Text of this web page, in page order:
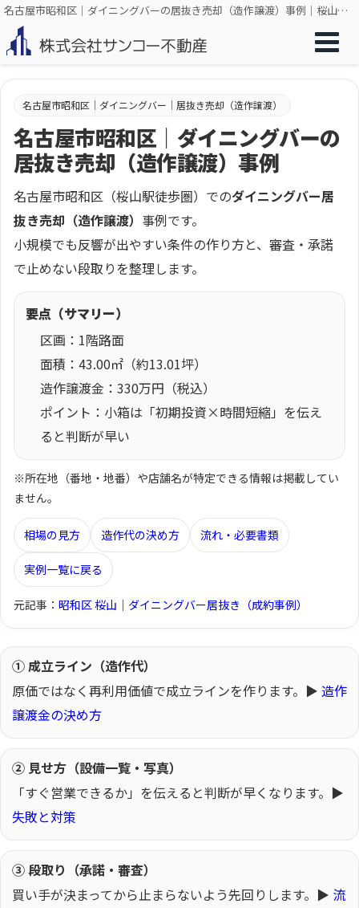
名古屋市昭和区｜ダイニングバーの居抜き売却（造作譲渡）事例｜桜山・約13坪｜愛知県名古屋市で飲食店を中心とした居抜き、店舗売却のことなら株式会社サンコー不動産
名古屋市昭和区｜ダイニングバー｜居抜き売却（造作譲渡）
名古屋市昭和区｜ダイニングバーの
居抜き売却（造作譲渡）事例
名古屋市昭和区（桜山駅徒歩圏）でのダイニングバー居
抜き売却（造作譲渡） 事例です。
小規模でも反響が出やすい条件の作り方と、審査・承諾
で止めない段取りを整理します。
要点（サマリー）
区画：1階路面
面積：43.00㎡（約13.01坪）
造作譲渡金：330万円（税込）
ポイント：小箱は「初期投資×時間短縮」を伝え
ると判断が早い
※所在地（番地・地番）や店舗名が特定できる情報は掲載してい
ません。
相場の見方 造作代の決め方 流れ・必要書類
実例一覧に戻る
元記事： 昭和区 桜山｜ダイニングバー居抜き（成約事例）
① 成立ライン（造作代）
原価ではなく再利用価値で成立ラインを作ります。▶ 造作
譲渡金の決め方
② 見せ方（設備一覧・写真）
「すぐ営業できるか」を伝えると判断が早くなります。▶
失敗と対策
③ 段取り（承諾・審査）
買い手が決まってから止まらないよう先回りします。▶ 流